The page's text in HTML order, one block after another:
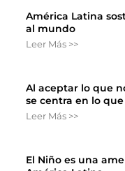
América Latina
al mundo
Leer Más >>
Al aceptar lo que
se centra en lo
Leer Más >>
El Niño es una